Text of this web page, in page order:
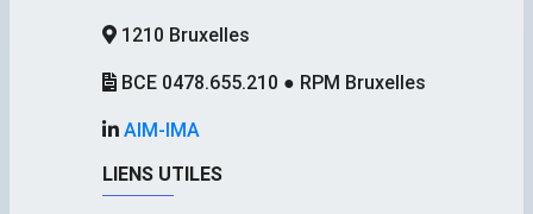
1210 Bruxelles
BCE 0478.655.210 ● RPM Bruxelles
AIM-IMA
LIENS UTILES